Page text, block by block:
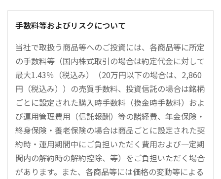
手数料等およびリスクについて
当社で取扱う商品等へのご投資には、各商品等に所定
の手数料等（国内株式取引の場合は約定代金に対して
最大1.43％（税込み）（20万円以下の場合は、2,860
円（税込み））の売買手数料、投資信託の場合は銘柄
ごとに設定された購入時手数料（換金時手数料）およ
び運用管理費用（信託報酬）等の諸経費、年金保険・
終身保険・養老保険の場合は商品ごとに設定された契
約時・運用期間中にご負担いただく費用および一定期
間内の解約時の解約控除、等）をご負担いただく場合
があります。また、各商品等には価格の変動等による